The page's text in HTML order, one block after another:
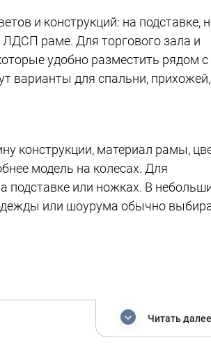
и конструкций: на подставке,
раме. Для торгового зала и
удобно разместить рядом с
варианты для спальни, прихожей,
конструкции, материал рамы,
модель на колесах. Для
подставке или ножках. В
или шоурума обычно
Читать далее